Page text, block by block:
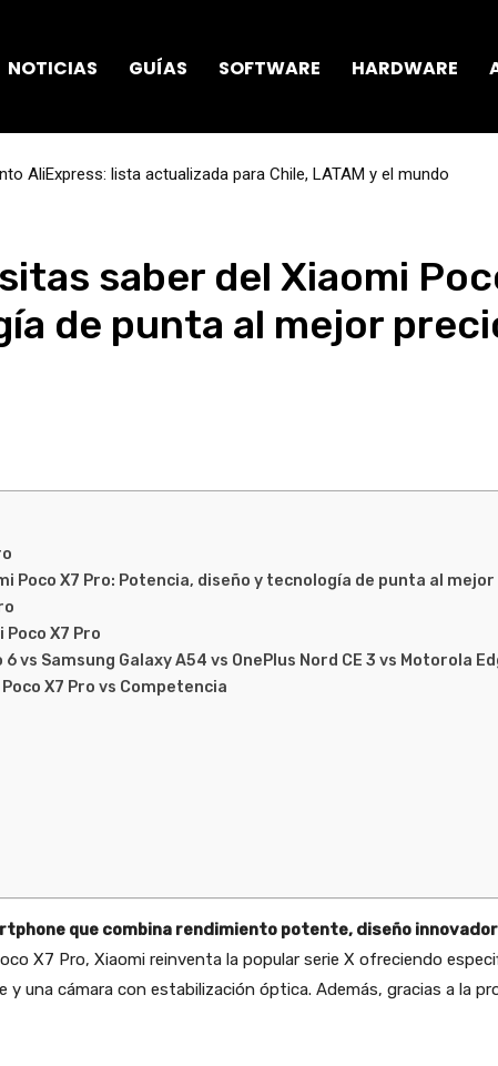
NOTICIAS GUÍAS SOFTWARE HARDWARE
AliExpress: lista actualizada para Chile, LATAM y el mundo
saber del Xiaomi
de punta al mejor
Poco X7 Pro: Potencia, diseño y tecnología de punta al
X7 Pro
vs Samsung Galaxy A54 vs OnePlus Nord CE 3 vs Motorola
X7 Pro vs Competencia
que combina rendimiento potente, diseño
X7 Pro, Xiaomi reinventa la popular serie X ofreciendo
una cámara con estabilización óptica. Además, gracias a la